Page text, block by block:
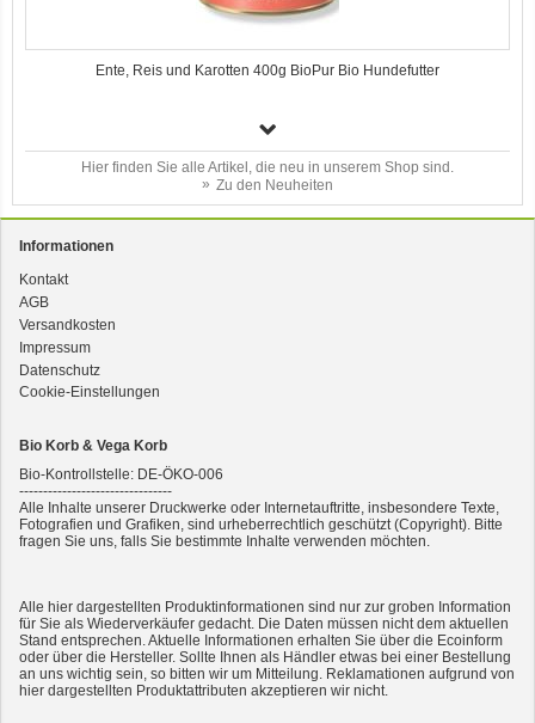
Ente, Reis und Karotten 400g BioPur Bio Hundefutter
3er-SET Bio Sticks Soft (weiche Hundeleckerli) Huhn 150g Dog's Love
Hier finden Sie alle Artikel, die neu in unserem Shop sind.
Zu den Neuheiten
Informationen
Kontakt
AGB
Versandkosten
Impressum
Datenschutz
Cookie-Einstellungen
Bio Korb & Vega Korb
Bio-Kontrollstelle: DE-ÖKO-006
--------------------------------
Alle Inhalte unserer Druckwerke oder Internetauftritte, insbesondere Texte,
Fotografien und Grafiken, sind urheberrechtlich geschützt (Copyright). Bitte
fragen Sie uns, falls Sie bestimmte Inhalte verwenden möchten.
Alle hier dargestellten Produktinformationen sind nur zur groben Information
für Sie als Wiederverkäufer gedacht. Die Daten müssen nicht dem aktuellen
Stand entsprechen. Aktuelle Informationen erhalten Sie über die Ecoinform
oder über die Hersteller. Sollte Ihnen als Händler etwas bei einer Bestellung
an uns wichtig sein, so bitten wir um Mitteilung. Reklamationen aufgrund von
hier dargestellten Produktattributen akzeptieren wir nicht.